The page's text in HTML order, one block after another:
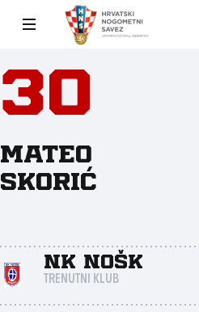
30
Mateo
Skorić
NK NOŠK
TRENUTNI KLUB